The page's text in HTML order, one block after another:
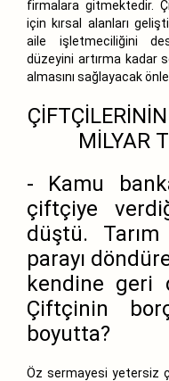
firmalara gitmektedir.
için kırsal alanları
aile işletmeciliğini
düzeyini artırma kadar
almasını sağlayacak
MİLYAR
- Kamu
çiftçiye
düştü.
parayı
kendine geri
Çiftçinin
boyutta?
Öz sermayesi yetersiz